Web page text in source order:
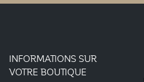
INFORMATIONS SUR
VOTRE BOUTIQUE